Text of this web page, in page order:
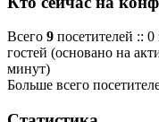
Всего 9 посетителей ::
гостей (основано на
минут)
Больше всего